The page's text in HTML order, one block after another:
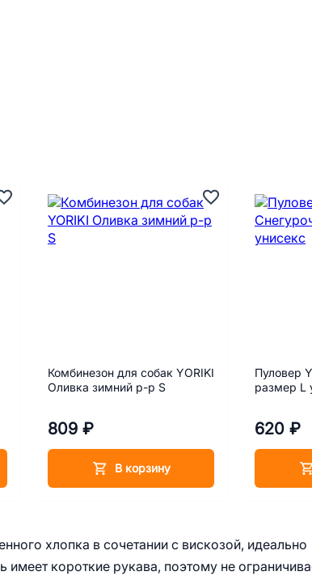
хлопка в сочетании с вискозой, идеально
короткие рукава, поэтому не
Комбинезон для собак YORIKI
Оливка зимний р-р S
809 ₽
В корзину
Пуловер
размер L
620 ₽